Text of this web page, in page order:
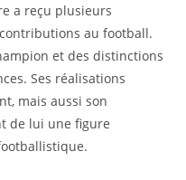
a reçu plusieurs
au football.
et des distinctions
Ses réalisations
mais aussi son
de lui une figure